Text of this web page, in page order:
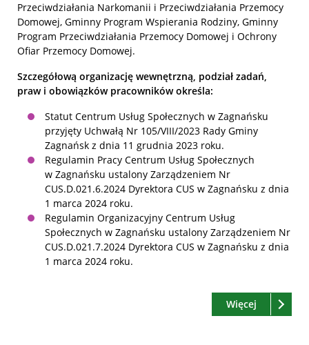
Przeciwdziałania Narkomanii i Przeciwdziałania Przemocy
Domowej, Gminny Program Wspierania Rodziny, Gminny
Program Przeciwdziałania Przemocy Domowej i Ochrony
Ofiar Przemocy Domowej.
Szczegółową organizację wewnętrzną, podział zadań,
praw i obowiązków pracowników określa:
Statut Centrum Usług Społecznych w Zagnańsku
przyjęty Uchwałą Nr 105/VIII/2023 Rady Gminy
Zagnańsk z dnia 11 grudnia 2023 roku.
Regulamin Pracy Centrum Usług Społecznych
w Zagnańsku ustalony Zarządzeniem Nr
CUS.D.021.6.2024 Dyrektora CUS w Zagnańsku z dnia
1 marca 2024 roku.
Regulamin Organizacyjny Centrum Usług
Społecznych w Zagnańsku ustalony Zarządzeniem Nr
CUS.D.021.7.2024 Dyrektora CUS w Zagnańsku z dnia
1 marca 2024 roku.
Czytaj
Więcej o: